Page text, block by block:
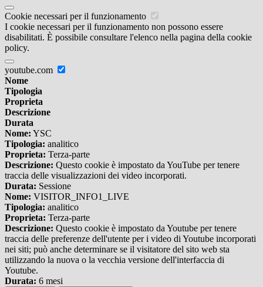
Cookie necessari per il funzionamento
I cookie necessari per il funzionamento non possono essere
disabilitati. È possibile consultare l'elenco nella pagina della cookie
policy.
youtube.com
Nome
Tipologia
Proprieta
Descrizione
Durata
Nome: YSC
Tipologia: analitico
Proprieta: Terza-parte
Descrizione: Questo cookie è impostato da YouTube per tenere
traccia delle visualizzazioni dei video incorporati.
Durata: Sessione
Nome: VISITOR_INFO1_LIVE
Tipologia: analitico
Proprieta: Terza-parte
Descrizione: Questo cookie è impostato da Youtube per tenere
traccia delle preferenze dell'utente per i video di Youtube incorporati
nei siti; può anche determinare se il visitatore del sito web sta
utilizzando la nuova o la vecchia versione dell'interfaccia di
Youtube.
Durata: 6 mesi